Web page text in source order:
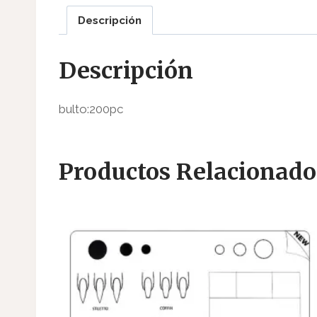
Descripción
Descripción
bulto:200pc
Productos